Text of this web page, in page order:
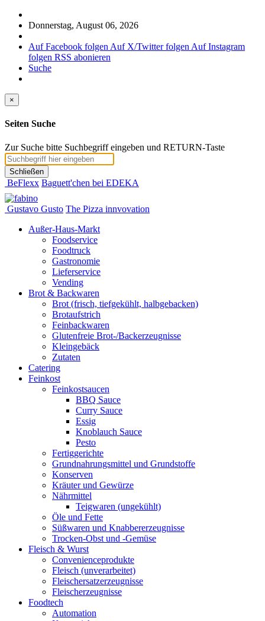
Donnerstag, August 06, 2026
Auf Facebook folgen Auf X/Twitter folgen Auf Instagram
folgen RSS abonieren
Suche
×
Seiten Suche
Zur Suche bitte Suchbegriff eingeben und RETURN-Taste
Schließen
BeFlexx Baguett'chen bei EDEKA
Gustavo Gusto The Pizza innvovation
Außer-Haus-Markt
Foodservice
Foodtruck
Gastronomie
Lieferservice
Vending
Brot & Backwaren
Brot (frisch, tiefgekühlt, halbgebacken)
Brotaufstrich
Feinbackwaren
Glutenfreie Brot-/Backerzeugnisse
Kleingebäck
Zutaten
Catering
Feinkost
Feinkostsaucen
BBQ Sauce
Curry Sauce
Essig
Knoblauch Sauce
Pesto
Fertiggerichte
Grundnahrungsmittel und Grundstoffe
Konserven
Kräuter und Gewürze
Nährmittel
Teigwaren (ungekühlt)
Öle und Fette
Süßwaren und Knabbererzeugnisse
Trocken-Obst und -Gemüse
Fleisch & Wurst
Convenienceprodukte
Fleisch (unverarbeitet)
Fleischersatzerzeugnisse
Fleischerzeugnisse
Foodtech
Automation